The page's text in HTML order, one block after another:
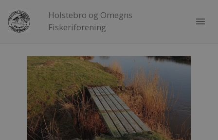
Holstebro og Omegns
Fiskeriforening
menu